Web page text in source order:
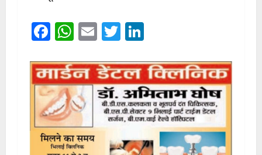
Facebook
WhatsApp
EmailTwitter